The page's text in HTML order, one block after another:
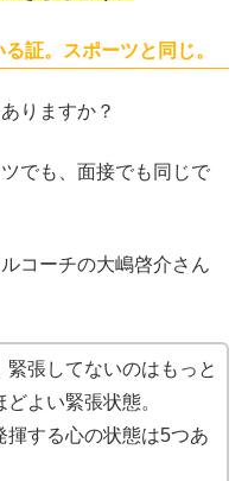
証。スポーツと同じ。
りますか？
でも、面接でも同じで
コーチの大嶋啓介さん
緊張してないのはもっと
よい緊張状態。
揮する心の状態は5つあ